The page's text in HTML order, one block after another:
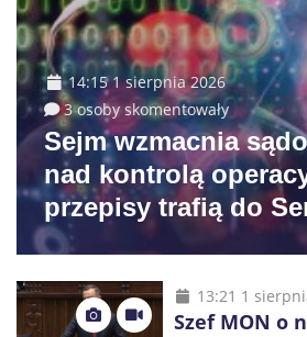
14:15 1 sierpnia 2026
3 osoby skomentowały
Sejm wzmacnia
nad kontrolą
przepisy trafią do
13:21 1
Szef MON o